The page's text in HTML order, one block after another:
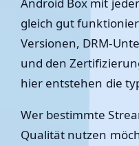
gleich gut
Versionen, DRM-
und den
hier entstehen die
Wer bestimmte
Qualität nutzen